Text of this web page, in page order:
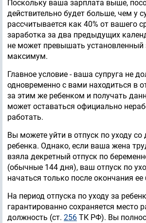
Поскольку ваша зарплата выше,
действительно будет больше, чем у
рассчитывается как 40% от вашего
заработка за два предыдущих
не может превышать установленный
максимум.
Главное условие - ваша супруга не
одновременно с вами находиться в
за этим же ребенком и получать
может оставаться официально
работать.
Вы можете уйти в отпуск по уходу
ребенка. Однако, если ваша жена
взяла декретный отпуск по
(обычные 144 дня), ваш отпуск по
начаться только после окончания ее
На период отпуска по уходу за
гарантированно сохраняется место
должность (ст. 256 ТК РФ). Вы